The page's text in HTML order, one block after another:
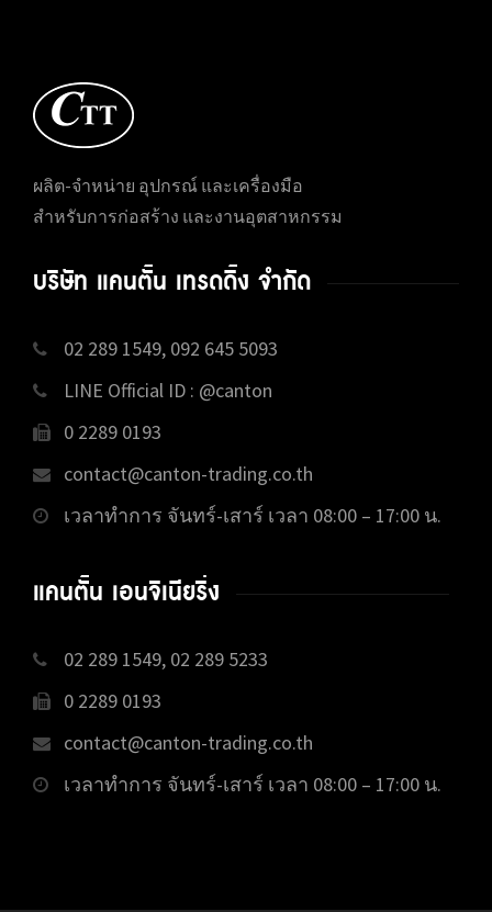
ผลิต-จำหน่าย อุปกรณ์ และเครื่องมือ
สำหรับการก่อสร้าง และงานอุตสาหกรรม
บริษัท แคนตั้น เทรดดิ้ง จำกัด
02 289 1549, 092 645 5093
LINE Official ID : @canton
0 2289 0193
contact@canton-trading.co.th
เวลาทำการ จันทร์-เสาร์ เวลา 08:00 – 17:00 น.
แคนตั้น เอนจิเนียริ่ง
02 289 1549, 02 289 5233
0 2289 0193
contact@canton-trading.co.th
เวลาทำการ จันทร์-เสาร์ เวลา 08:00 – 17:00 น.